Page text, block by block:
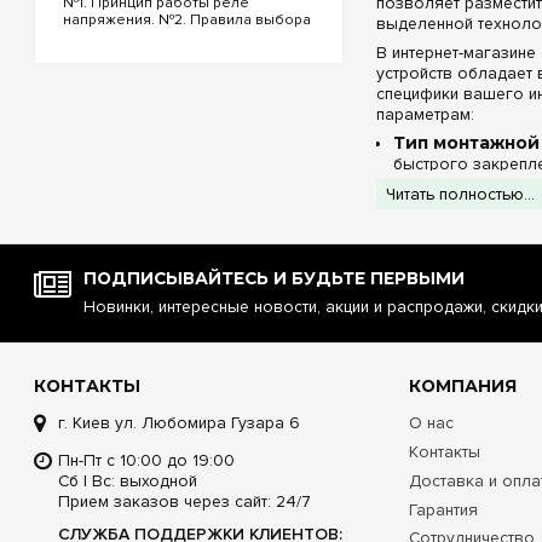
выделенной
В интернет-магазине
устройств
специфики вашего
параметрам:
Тип
быстрого
скрыть корпус в
Исполнение
индикаторов без
токоведущим
шкафа:
Расширенная
докупать
колоссальное
Читать полностью...
напряжения. №2. Правила выбора
ПОДПИСЫВАЙТЕСЬ И БУДЬТЕ ПЕРВЫМИ
Новинки, интересные новости, акции и распродажи,
КОНТАКТЫ
г. Киев ул. Любомира Гузара 6
Пн-Пт с 10:00 до 19:00
Сб | Вс: выходной
Прием заказов через сайт: 24/7
СЛУЖБА ПОДДЕРЖКИ КЛИЕНТОВ:
КОМПАНИЯ
О нас
Контакты
Доставка и
Гарантия